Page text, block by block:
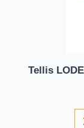
Tellis